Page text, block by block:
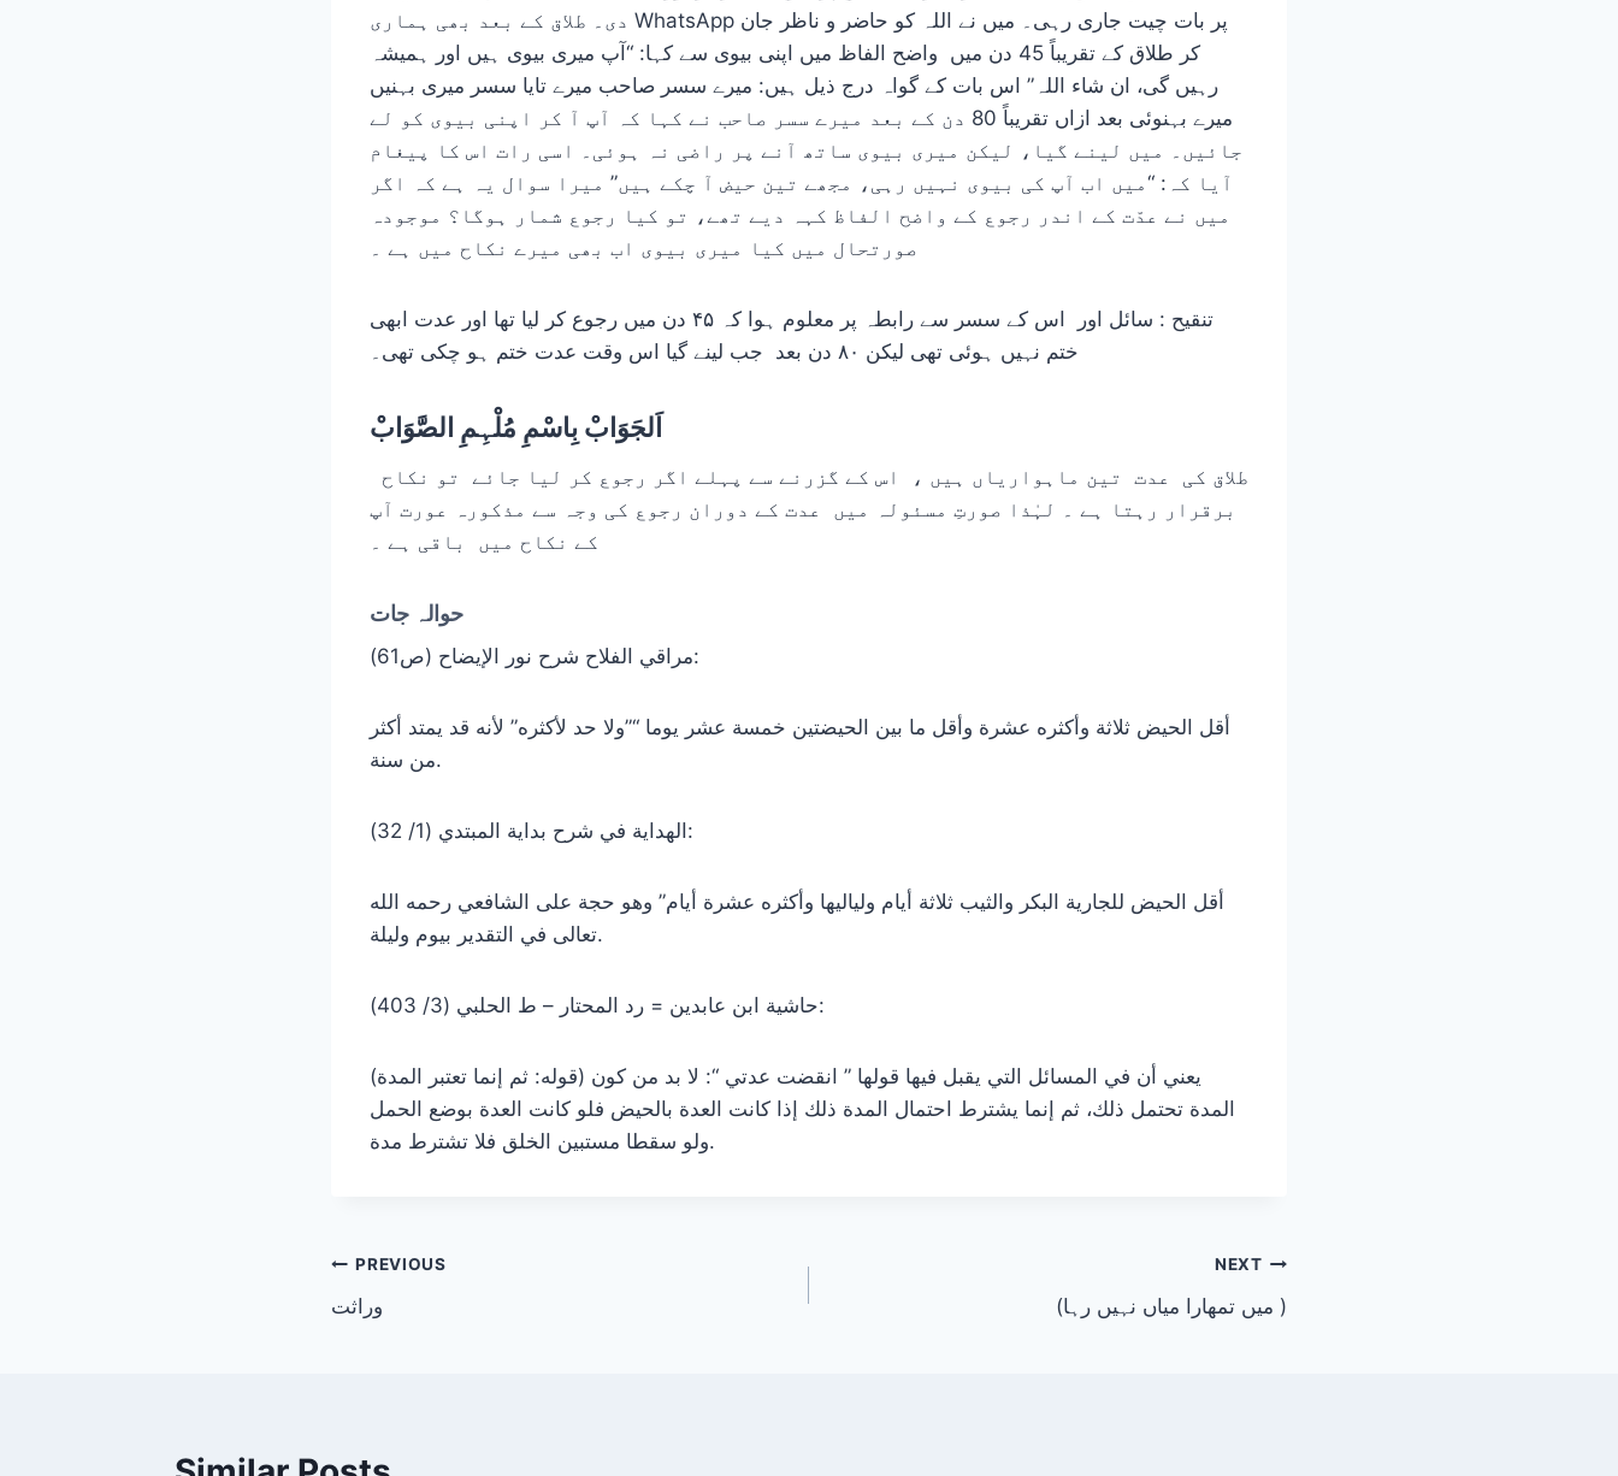
دی۔ طلاق کے بعد بھی ہماری WhatsApp پر بات چیت جاری رہی۔ میں نے اللہ کو حاضر و ناظر جان
کر طلاق کے تقریباً 45 دن میں واضح الفاظ میں اپنی بیوی سے کہا: “آپ میری بیوی ہیں اور ہمیشہ
رہیں گی، ان شاء اللہ” اس بات کے گواہ درج ذیل ہیں: میرے سسر صاحب میرے تایا سسر میری بہنیں
میرے بہنوئی بعد ازاں تقریباً 80 دن کے بعد میرے سسر صاحب نے کہا کہ آپ آ کر اپنی بیوی کو لے
جائیں۔ میں لینے گیا، لیکن میری بیوی ساتھ آنے پر راضی نہ ہوئی۔ اسی رات اس کا پیغام
آیا کہ: “میں اب آپ کی بیوی نہیں رہی، مجھے تین حیض آ چکے ہیں” میرا سوال یہ ہے کہ اگر
میں نے عدّت کے اندر رجوع کے واضح الفاظ کہہ دیے تھے، تو کیا رجوع شمار ہوگا؟ موجودہ
صورتحال میں کیا میری بیوی اب بھی میرے نکاح میں ہے ۔
تنقیح : سائل اور اس کے سسر سے رابطہ پر معلوم ہوا کہ ۴۵ دن میں رجوع کر لیا تھا اور عدت ابھی
ختم نہیں ہوئی تھی لیکن ۸۰ دن بعد جب لینے گیا اس وقت عدت ختم ہو چکی تھی۔
اَلجَوَابْ بِاسْمِ مُلْہِمِ الصَّوَابْ
برقرار رہتا ہے ۔ لہٰذا صورتِ مسئولہ میں عدت کے دوران رجوع کی وجہ سے مذکورہ عورت آپ
کے نکاح میں باقی ہے ۔
حوالہ جات
مراقي الفلاح شرح نور الإيضاح (ص61):
‌أقل ‌الحيض ثلاثة وأكثره عشرة وأقل ما بين الحيضتين خمسة عشر يوما “”ولا حد لأكثره” لأنه قد يمتد أكثر
من سنة.
الهداية في شرح بداية المبتدي (1/ 32):
‌أقل ‌الحيض للجارية البكر والثيب ثلاثة أيام ولياليها وأكثره عشرة أيام” وهو حجة على الشافعي رحمه الله
تعالى في التقدير بيوم وليلة.
حاشية ابن عابدين = رد المحتار – ط الحلبي (3/ 403):
(قوله: ثم إنما تعتبر المدة) يعني أن في المسائل التي يقبل فيها قولها ” ‌انقضت ‌عدتي “: لا بد من كون
المدة تحتمل ذلك، ثم إنما يشترط احتمال المدة ذلك إذا كانت العدة بالحيض فلو كانت العدة بوضع الحمل
ولو سقطا مستبين الخلق فلا تشترط مدة.
Post
navigation
PREVIOUS
وراثت
NEXT
(میں تمھارا میاں نہیں رہا )